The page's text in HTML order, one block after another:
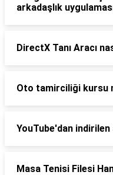
arkadaşlık
DirectX Tanı Aracı
Oto tamirciliği kursu
YouTube'dan
Masa Tenisi Filesi